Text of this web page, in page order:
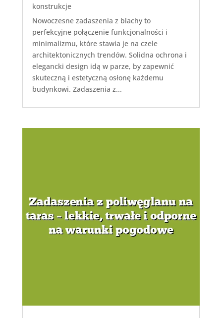
konstrukcje
Nowoczesne zadaszenia z blachy to
perfekcyjne połączenie funkcjonalności i
minimalizmu, które stawia je na czele
architektonicznych trendów. Solidna ochrona i
elegancki design idą w parze, by zapewnić
skuteczną i estetyczną osłonę każdemu
budynkowi. Zadaszenia z...